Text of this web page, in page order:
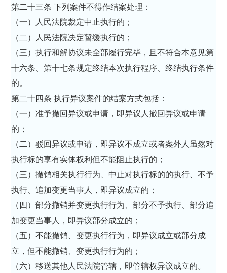
第二十三条 下列案件不得作结案处理：
（一）人民法院裁定中止执行的；
（二）人民法院决定暂缓执行的；
（三）执行和解协议未全部履行完毕，且不符合本意见第
十六条、第十七条规定终结本次执行程序、终结执行条件
的。
第二十四条 执行异议案件的结案方式包括：
（一）准予撤回异议或申请，即异议人撤回异议或申请
的；
（二）驳回异议或申请，即异议不成立或者案外人虽然对
执行标的享有实体权利但不能阻止执行的；
（三）撤销相关执行行为、中止对执行标的的执行、不予
执行、追加变更当事人，即异议成立的；
（四）部分撤销并变更执行行为、部分不予执行、部分追
加变更当事人，即异议部分成立的；
（五）不能撤销、变更执行行为，即异议成立或部分成
立，但不能撤销、变更执行行为的；
（六）移送其他人民法院管辖，即管辖权异议成立的。